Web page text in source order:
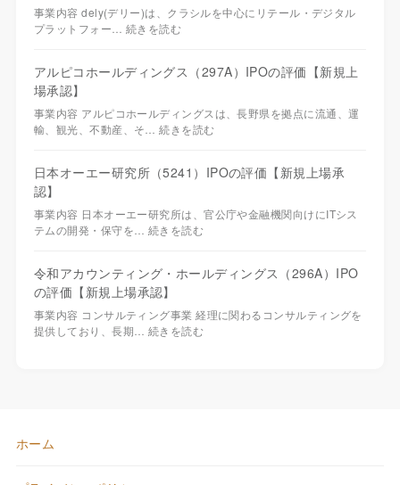
事業内容 dely(デリー)は、クラシルを中心にリテール・デジタル
プラットフォー… 続きを読む
アルピコホールディングス（297A）IPOの評価【新規上
場承認】
事業内容 アルピコホールディングスは、長野県を拠点に流通、運
輸、観光、不動産、そ…続きを読む
日本オーエー研究所（5241）IPOの評価【新規上場承
認】
事業内容 日本オーエー研究所は、官公庁や金融機関向けにITシス
テムの開発・保守を… 続きを読む
令和アカウンティング・ホールディングス（296A）IPO
の評価【新規上場承認】
事業内容 コンサルティング事業 経理に関わるコンサルティングを
提供しており、長期… 続きを読む
ホーム